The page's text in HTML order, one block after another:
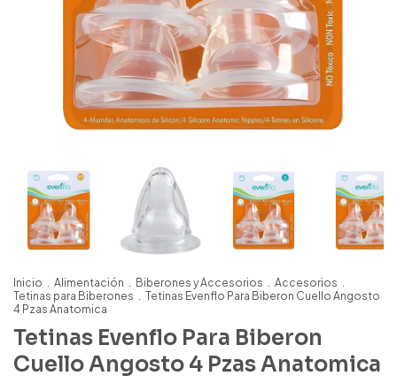
Inicio . Alimentación . Biberones y Accesorios . Accesorios .
Tetinas para Biberones . Tetinas Evenflo Para Biberon Cuello Angosto
4 Pzas Anatomica
Tetinas Evenflo Para Biberon
Cuello Angosto 4 Pzas Anatomica